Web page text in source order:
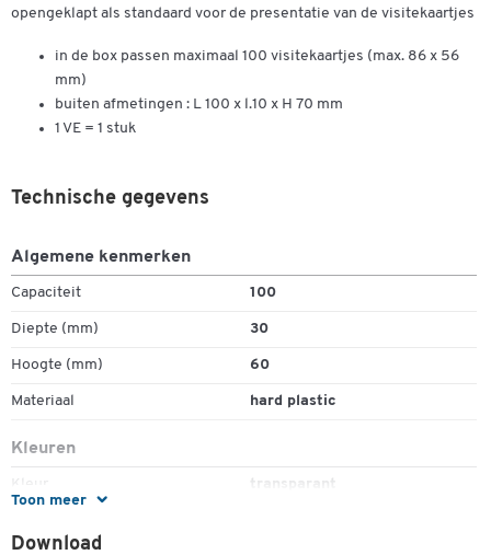
opengeklapt als standaard voor de presentatie van de visitekaartjes
in de box passen maximaal 100 visitekaartjes (max. 86 x 56
mm)
buiten afmetingen : L 100 x l.10 x H 70 mm
1 VE = 1 stuk
Toon meer
Technische gegevens
Algemene kenmerken
Capaciteit 100
Diepte (mm) 30
Hoogte (mm) 60
Materiaal hard plastic
Kleuren
Kleur
Afmetingen
Download